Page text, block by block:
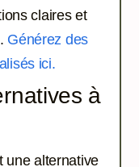
claires et
Générez des
ici.
à
une alternative